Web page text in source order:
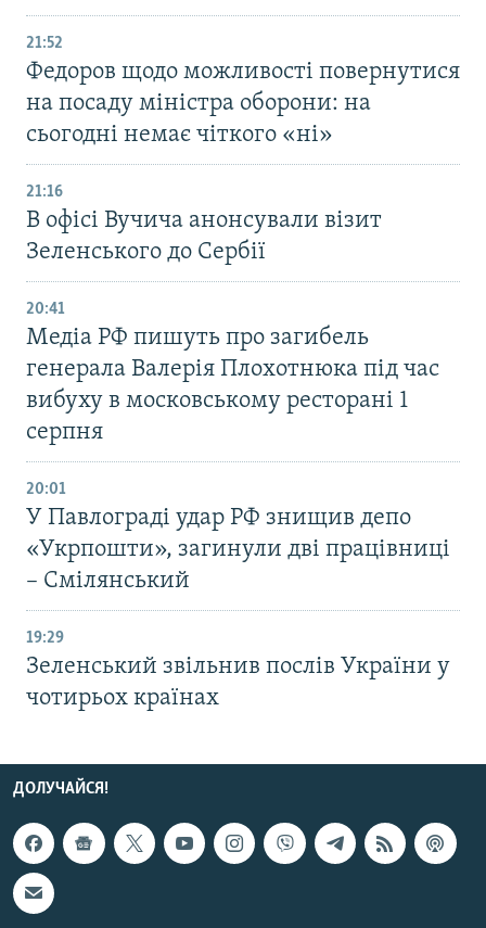
21:52
Федоров щодо можливості повернутися
на посаду міністра оборони: на
сьогодні немає чіткого «ні»
21:16
В офісі Вучича анонсували візит
Зеленського до Сербії
20:41
Медіа РФ пишуть про загибель
генерала Валерія Плохотнюка під час
вибуху в московському ресторані 1
серпня
20:01
У Павлограді удар РФ знищив депо
«Укрпошти», загинули дві працівниці
– Смілянський
19:29
Зеленський звільнив послів України у
чотирьох країнах
ДОЛУЧАЙСЯ!